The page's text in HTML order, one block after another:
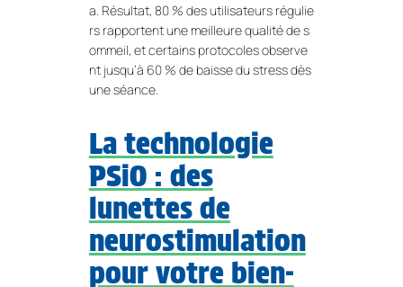
a. Résultat, 80 % des utilisateurs régulie
rs rapportent une meilleure qualité de s
ommeil, et certains protocoles observe
nt jusqu’à 60 % de baisse du stress dès
une séance.
La technologie
PSiO : des
lunettes de
neurostimulation
pour votre bien-